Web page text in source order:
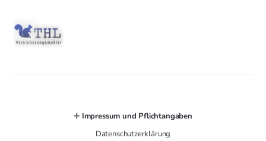
➕ Impressum und Pflichtangaben
Datenschutzerklärung